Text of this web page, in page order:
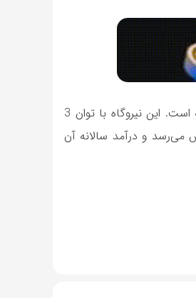
به تازگی، شرکت توسعه انرژی دماوند، فاز اول نیروگاه 4.5 مگاوات کاشمر با ظرفیت 3 مگاوات را بهره‌برداری گذاشته است. این نیروگاه با توان 3
به فروش می‌رسد و درآمد سالانه آن